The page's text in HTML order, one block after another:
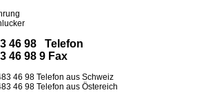
46 98 Telefon
46 98 9 Fax
46 98 Telefon aus Schweiz
46 98 Telefon aus Östereich